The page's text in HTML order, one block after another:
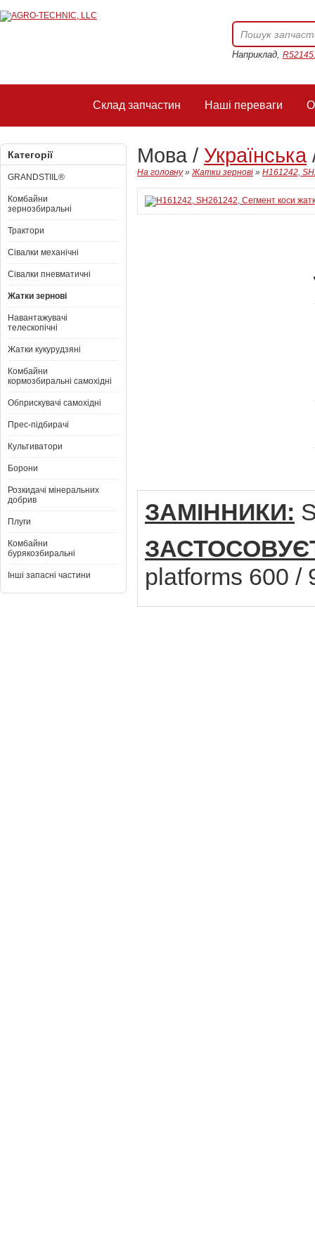
Наприклад,
Склад запчастин Наші переваги
Категорії
GRANDSTIIL®
Комбайни
зернозбиральні
Трактори
Сівалки механічні
Сівалки пневматичні
Жатки зернові
Навантажувачі
телескопічні
Жатки кукурудзяні
Комбайни
кормозбиральні самохідні
Обприскувачі самохідні
Прес-підбирачі
Культиватори
Борони
Розкидачі мінеральних
добрив
Плуги
Комбайни
бурякозбиральні
Інші запасні частини
Мова / Українська
На головну»Жатки зернові » H161242,
ЗАМІННИКИ:
platforms 600 /